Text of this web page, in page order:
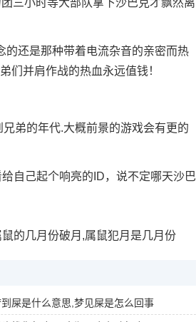
三小时等大部队拿下沙巴克才飘然离
的还是那种带着电流杂音的亲密而热
们并肩作战的热血永远值钱！
弟的年代.大概前景的游戏会有更的
自己起个响亮的ID，说不定哪天沙巴
鼠的几月份破月,属鼠犯月是几月份
屎是什么意思,梦见屎是怎么回事